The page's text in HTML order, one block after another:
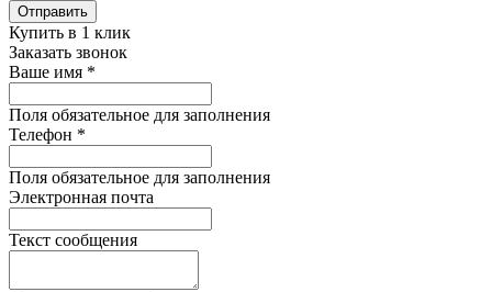
Отправить
Купить в 1 клик
Заказать звонок
Ваше имя *
Поля обязательное для заполнения
Телефон *
Поля обязательное для заполнения
Электронная почта
Текст сообщения